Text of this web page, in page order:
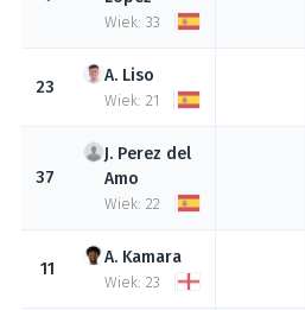
Wiek: 33
23
Liso
Wiek: 21
37
Perez del
Amo
Wiek: 22
11
Kamara
Wiek: 23